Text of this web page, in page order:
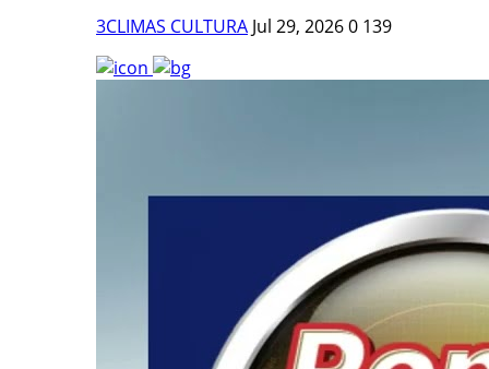
3CLIMAS CULTURA Jul 29, 20260 139